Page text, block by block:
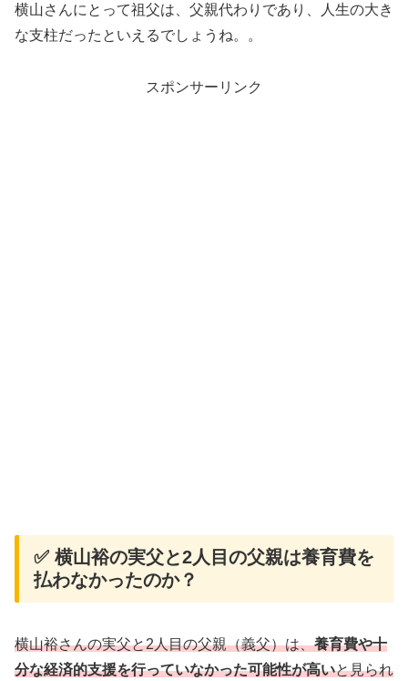
横山さんにとって祖父は、父親代わりであり、人生の大き
な支柱だったといえるでしょうね。。
スポンサーリンク
✅ 横山裕の実父と2人目の父親は養育費を
払わなかったのか？
横山裕さんの実父と2人目の父親（義父）は、養育費や十
分な経済的支援を行っていなかった可能性が高いと見られ